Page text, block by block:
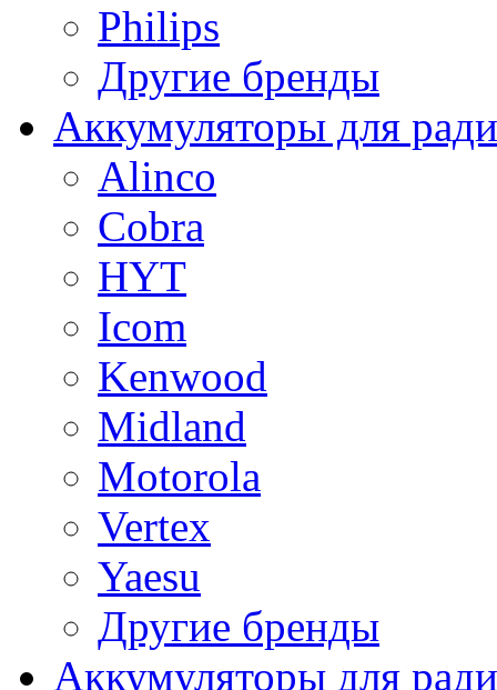
Philips
Другие бренды
Аккумуляторы для
Alinco
Cobra
HYT
Icom
Kenwood
Midland
Motorola
Vertex
Yaesu
Другие бренды
Аккумуляторы для